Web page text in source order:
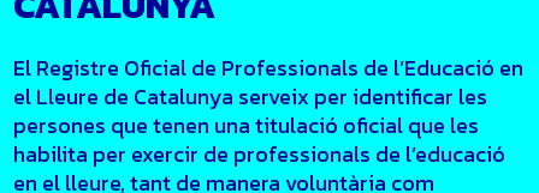
El Registre Oficial de Professionals de l’Educació en
el Lleure de Catalunya serveix per identificar les
persones que tenen una titulació oficial que les
habilita per exercir de professionals de l’educació
en el lleure, tant de manera voluntària com